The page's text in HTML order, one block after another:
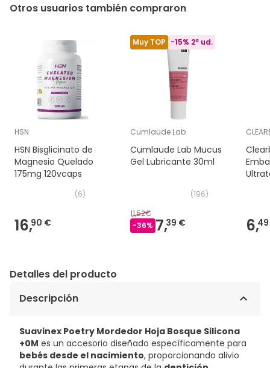
Otros usuarios también compraron
HSN
HSN Bisglicinato de
Magnesio Quelado
175mg 120vcaps
(6)
16,90 €
Muy TOP -15% 2ª ud.
Cumlaude Lab
Cumlaude Lab Mucus
Gel Lubricante 30ml
(196)
11,52€
-36% 7,39 € 6,
Detalles del producto
Descripción
Suavinex Poetry Mordedor Hoja Bosque Silicona
+0M es un accesorio diseñado específicamente para
bebés desde el nacimiento, proporcionando alivio